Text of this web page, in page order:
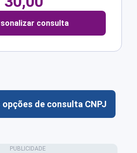
consulta
de consulta CNPJ